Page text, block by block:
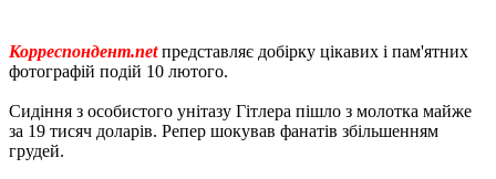
Корреспондент.netпредставляє добірку цікавих і пам'ятних
фотографій подій 10 лютого.
Сидіння з особистого унітазу Гітлера пішло з молотка майже
за 19 тисяч доларів. Репер шокував фанатів збільшенням
грудей.